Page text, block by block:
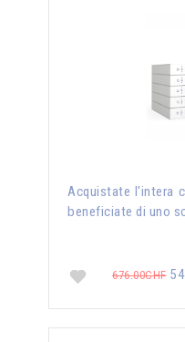
Acquistate l'intera
beneficiate di uno
676.00CHF